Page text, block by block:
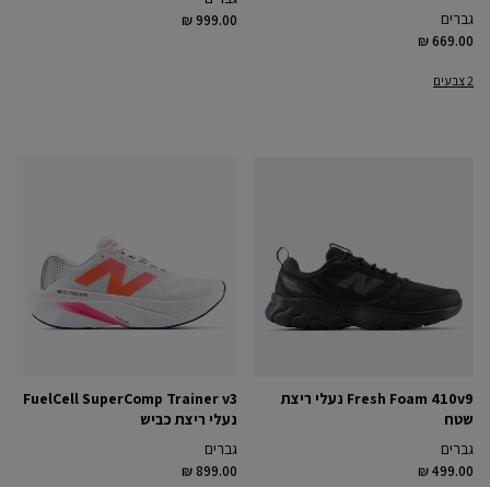
גברים
₪ 669.00
2 צבעים
₪ 999.00
Fresh Foam 410v9 נעלי ריצת
שטח
גברים
₪ 499.00
FuelCell SuperComp Trainer v3
נעלי ריצת כביש
גברים
₪ 899.00